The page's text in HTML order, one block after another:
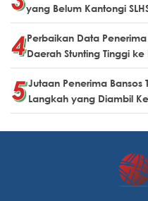
yang Belum Kantongi
Perbaikan Data
Daerah Stunting Tinggi ke
Jutaan Penerima Bansos
Langkah yang Diambil